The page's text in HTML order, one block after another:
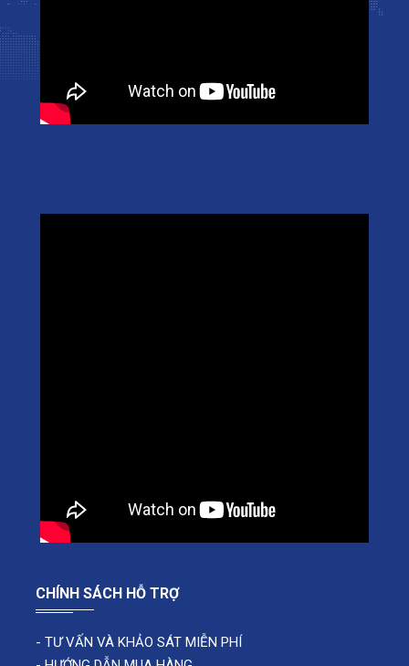
CHÍNH SÁCH HỖ TRỢ
- TƯ VẤN VÀ KHẢO SÁT MIỄN PHÍ